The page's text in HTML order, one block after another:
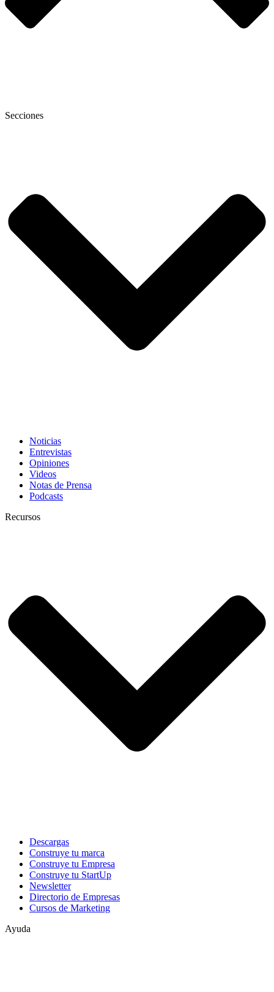
Secciones
Noticias
Entrevistas
Opiniones
Videos
Notas de Prensa
Podcasts
Recursos
Descargas
Construye tu marca
Construye tu Empresa
Construye tu StartUp
Newsletter
Directorio de Empresas
Cursos de Marketing
Ayuda